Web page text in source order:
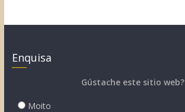
Enquisa
Gústache este sitio web?
Moito